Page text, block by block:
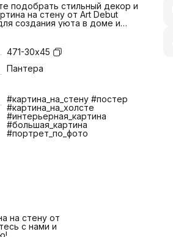
подобрать стильный декор и
на стену от Art Debut
создания уюта в доме и
с нами и мы поможем
Сделаем примерку
380 гр/м2;
печати (экологичные и
сольвентные,
вопросах качества печати,
и долговечности;
2 дняЧТО ВХОДИТ В
холсте
сосновый подрамник
471-30х45
Пантера
#картина_на_стену #постер
#картина_на_холсте
#интерьерная_картина
#большая_картина
#портрет_по_фото
на стену от
с нами и